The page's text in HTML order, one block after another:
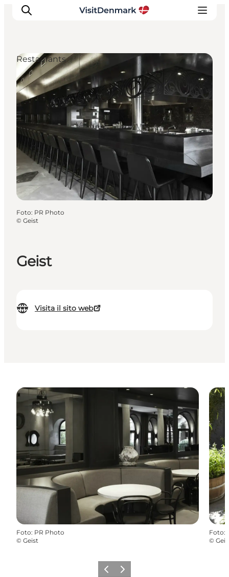
Ispirazioni
Dove andare
Cosa fare
Dove dormire
Pianifica il viaggio
Geist
Visita il sito web
Restaurants
Foto: PR Photo
© Geist
Foto: PR Photo
© Geist
Foto:
©
Precedente
Avanti